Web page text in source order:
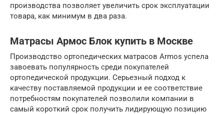
производства позволяет увеличить срок эксплуатации
товара, как минимум в два раза.
Матрасы Армос Блок купить в Москве
Производство ортопедических матрасов Armos успела
завоевать популярность среди покупателей
ортопедической продукции. Серьезный подход к
качеству поставляемой продукции и ее соответствие
потребностям покупателей позволили компании в
самый короткий срок получить лидирующую позицию